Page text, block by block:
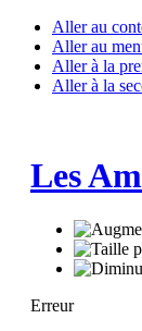
Aller au
Aller au
Aller à la
Aller à la
Les
Erreur